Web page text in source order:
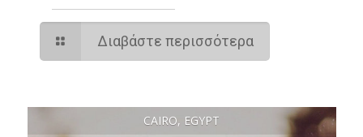
Διαβάστε περισσότερα
CAIRO, EGYPT